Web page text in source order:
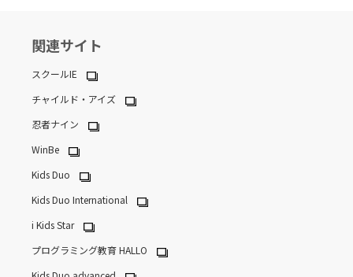
関連サイト
スクールIE
チャイルド・アイズ
忍者ナイン
WinBe
Kids Duo
Kids Duo International
i Kids Star
プログラミング教育 HALLO